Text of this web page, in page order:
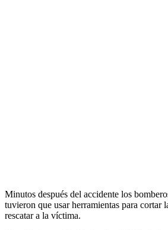
Minutos después del accidente los
tuvieron que usar herramientas para cortar
rescatar a la víctima.